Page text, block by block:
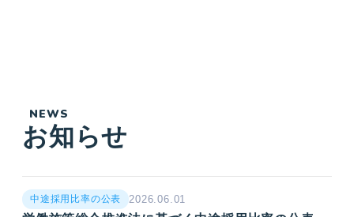
NEWS
お知らせ
中途採用比率の公表 2026.06.01